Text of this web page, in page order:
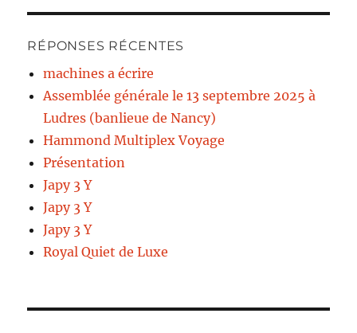
RÉPONSES RÉCENTES
machines a écrire
Assemblée générale le 13 septembre 2025 à
Ludres (banlieue de Nancy)
Hammond Multiplex Voyage
Présentation
Japy 3 Y
Japy 3 Y
Japy 3 Y
Royal Quiet de Luxe